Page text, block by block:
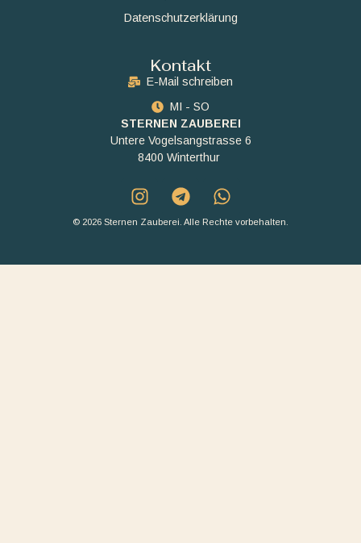
Datenschutzerklärung
Kontakt
E-Mail schreiben
MI - SO
STERNEN ZAUBEREI
Untere Vogelsangstrasse 6
8400 Winterthur
© 2026 Sternen Zauberei. Alle Rechte vorbehalten.